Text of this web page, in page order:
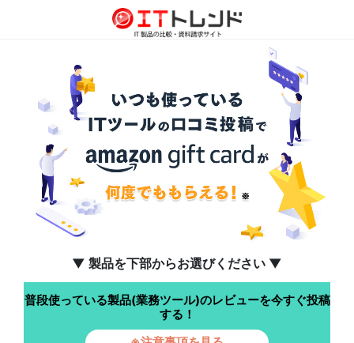
▼ 製品を下部からお選びください ▼
普段使っている製品(業務ツール)のレビューを今すぐ投稿
する！